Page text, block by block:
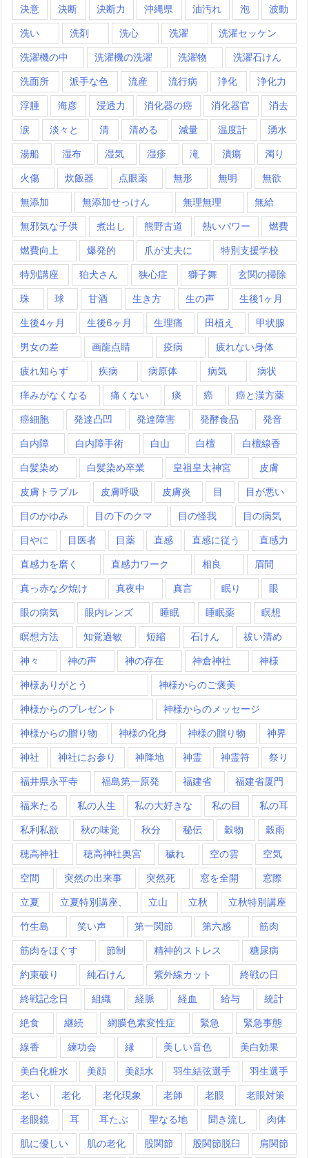
決意 決断 決断力 沖縄県 油汚れ 泡 波動
洗い 洗剤 洗心 洗濯 洗濯セッケン
洗濯機の中 洗濯機の洗濯 洗濯物 洗濯石けん
洗面所 派手な色 流産 流行病 浄化 浄化力
浮腫 海彦 浸透力 消化器の癌 消化器官 消去
涙 淡々と 清 清める 減量 温度計 湧水
湯船 湿布 湿気 湿疹 滝 潰瘍 濁り
火傷 炊飯器 点眼薬 無形 無明 無欲
無添加 無添加せっけん 無理無理 無給
無邪気な子供 煮出し 熊野古道 熱いパワー 燃費
燃費向上 爆発的 爪が丈夫に 特別支援学校
特別講座 狛犬さん 狭心症 獅子舞 玄関の掃除
珠 球 甘酒 生き方 生の声 生後1ヶ月
生後4ヶ月 生後6ヶ月 生理痛 田植え 甲状腺
男女の差 画龍点睛 疫病 疲れない身体
疲れ知らず 疾病 病原体 病気 病状
痒みがなくなる 痛くない 痰 癌 癌と漢方薬
癌細胞 発達凸凹 発達障害 発酵食品 発音
白内障 白内障手術 白山 白檀 白檀線香
白髪染め 白髪染め卒業 皇祖皇太神宮 皮膚
皮膚トラブル 皮膚呼吸 皮膚炎 目 目が悪い
目のかゆみ 目の下のクマ 目の怪我 目の病気
目やに 目医者 目薬 直感 直感に従う 直感力
直感力を磨く 直感力ワーク 相良 眉間
真っ赤な夕焼け 真夜中 真言 眠り 眼
眼の病気 眼内レンズ 睡眠 睡眠薬 瞑想
瞑想方法 知覚過敏 短縮 石けん 祓い清め
神々 神の声 神の存在 神倉神社 神様
神様ありがとう 神様からのご褒美
神様からのプレゼント 神様からのメッセージ
神様からの贈り物 神様の化身 神様の贈り物 神界
神社 神社にお参り 神降地 神霊 神霊符 祭り
福井県永平寺 福島第一原発 福建省 福建省厦門
福来たる 私の人生 私の大好きな 私の目 私の耳
私利私欲 秋の味覚 秋分 秘伝 穀物 穀雨
穂高神社 穂高神社奥宮 穢れ 空の雲 空気
空間 突然の出来事 突然死 窓を全開 窓際
立夏 立夏特別講座、 立山 立秋 立秋特別講座
竹生島 笑い声 第一関節 第六感 筋肉
筋肉をほぐす 節制 精神的ストレス 糖尿病
約束破り 純石けん 紫外線カット 終戦の日
終戦記念日 組織 経脈 経血 給与 統計
絶食 継続 網膜色素変性症 緊急 緊急事態
線香 練功会 縁 美しい音色 美白効果
美白化粧水 美顔 美顔水 羽生結弦選手 羽生選手
老い 老化 老化現象 老師 老眼 老眼対策
老眼鏡 耳 耳たぶ 聖なる地 聞き流し 肉体
肌に優しい 肌の老化 股関節 股関節脱臼 肩関節